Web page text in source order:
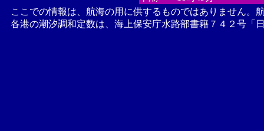
ここでの情報は、航海の用に供するものではありません。
各港の潮汐調和定数は、海上保安庁水路部書籍７４２号「